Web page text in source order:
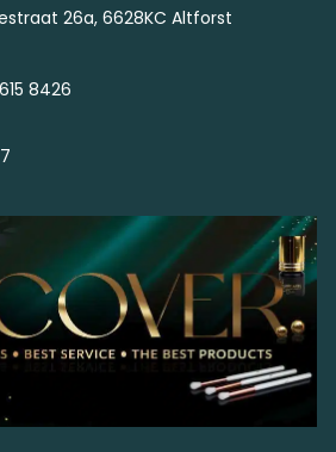
26a, 6628KC Altforst
8426